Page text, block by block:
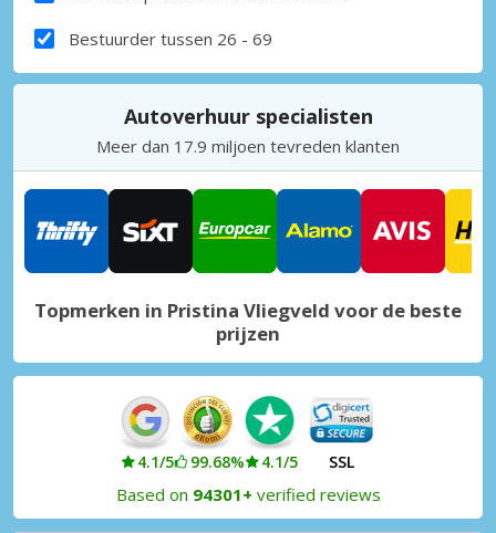
Bestuurder tussen 26 - 69
Autoverhuur specialisten
Meer dan 17.9 miljoen tevreden klanten
Topmerken in Pristina Vliegveld voor de beste
prijzen
4.1/5 99.68% 4.1/5 SSL
Based on 94301+ verified reviews